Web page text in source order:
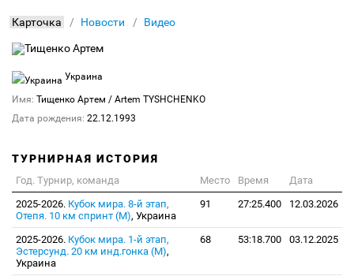
Карточка Новости Видео
Украина
Имя: Тищенко Артем / Artem TYSHCHENKO
Дата рождения: 22.12.1993
ТУРНИРНАЯ ИСТОРИЯ
Год. Турнир, команда Место Время
Дата
2025-2026. Кубок мира. 8-й этап,
Отепя. 10 км спринт (М), Украина
91 27:25.400 12.03.2026
2025-2026. Кубок мира. 1-й этап,
Эстерсунд. 20 км инд.гонка (М),
Украина
68 53:18.700 03.12.2025